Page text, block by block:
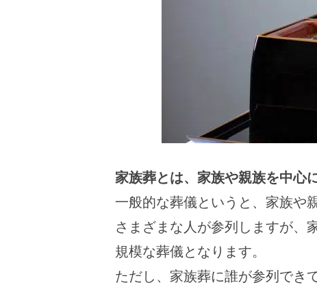
家族葬とは、家族や親族を中心
一般的な葬儀というと、家族や
さまざまな人が参列しますが、
規模な葬儀となります。
ただし、家族葬に誰が参列でき